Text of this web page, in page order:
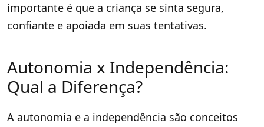
importante é que a criança se sinta segura,
confiante e apoiada em suas tentativas.
Autonomia x Independência:
Qual a Diferença?
A autonomia e a independência são conceitos